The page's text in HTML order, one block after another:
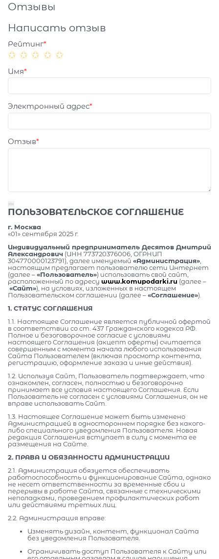
Отзывы
Написать отзыв
Рейтинг
Имя
Электронный адрес
Отзыв
ПОЛЬЗОВАТЕЛЬСКОЕ СОГЛАШЕНИЕ
г. Москва
«01» сентября 2025 г.
Индивидуальный предприниматель Десятов Дмитрий
Александрович (ИНН 773720376006, ОГРНИП
304770000123791), далее именуемый «Администрация»
настоящим предлагает пользователю сети Интернет
(далее –«Пользователь») использовать свой сайт,
расположенный по адресу www.komupodarki.ru (далее –
«Сайт»), на условиях, изложенных в настоящем
Пользовательском соглашении (далее –«Соглашение»).
1. СТАТУС СОГЛАШЕНИЯ
1.1. Настоящее Соглашение является публичной офертой
в соответствии со ст. 437 Гражданского кодекса РФ.
Полное и безоговорочное согласие с условиями
настоящего Соглашения (акцепт оферты) считается
совершенным с момента начала любого использования
Сайта Пользователем (включая просмотр контента,
регистрацию, оформление заказа и иные действия).
1.2. Используя Сайт, Пользователь подтверждает, что
ознакомлен, согласен, полностью и безоговорочно
принимает все условия настоящего Соглашения. Если
Пользователь не согласен с условиями Соглашения, он не
вправе использовать Сайт.
1.3. Настоящее Соглашение может быть изменено
Администрацией в одностороннем порядке без какого-
либо специального уведомления Пользователя. Новая
редакция Соглашения вступает в силу с момента ее
размещения на Сайте.
2. ПРАВА И ОБЯЗАННОСТИ АДМИНИСТРАЦИИ
2.1. Администрация обязуется обеспечивать
работоспособность и функционирование Сайта, однако
не несет ответственности за временные сбои и
перерывы в работе Сайта, связанные с техническими
неполадками, проведением профилактических работ
или действиями третьих лиц.
2.2. Администрация вправе:
Изменять дизайн, контент, функционал Сайта
без уведомления Пользователя.
Ограничивать доступ Пользователя к Сайту или